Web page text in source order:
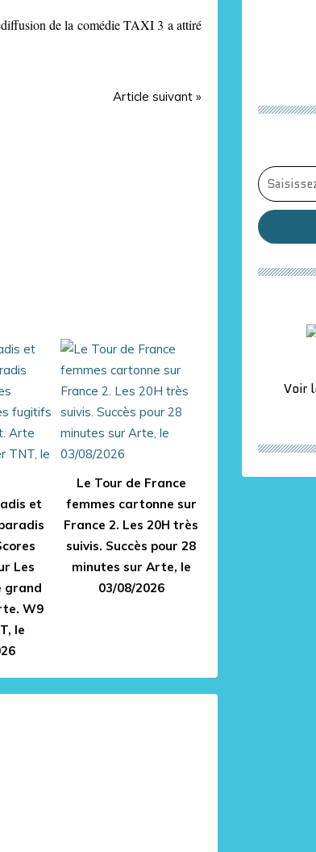
de la comédie TAXI 3 a attiré
Article suivant »
et
Les
grand
W9
le
Le Tour de France
femmes cartonne sur
France 2. Les 20H très
suivis. Succès pour 28
minutes sur Arte, le
03/08/2026
Voir